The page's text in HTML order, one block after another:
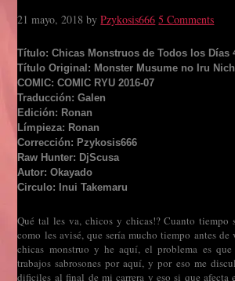
21 mayo, 2018 byPzykosis666 5 Comments
Título: Chicas Monstruos de Todos los Días
Título Original: Monster Musume no Iru
COMIC: COMIC RYU 2016-07
Traducción: Galen
Edición: Ronan
Límpieza: Ronan
Corrección: Pzykosis666
Raw Hunter: DjScusa
Autor: Okayado
Circulo: Inui Takemaru
Qué tal les va, chicos y chicas!? Cuanto
como les avisé, que sería mucho tiempo antes
chicas monstruo y he aquí, el problema es
trabajos sabrosones por aquí, y por eso me
dificiles al final de mi carrera y eso si que afecta